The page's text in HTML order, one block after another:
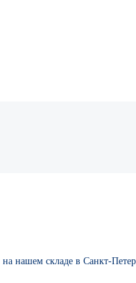
нашем складе в Санкт-